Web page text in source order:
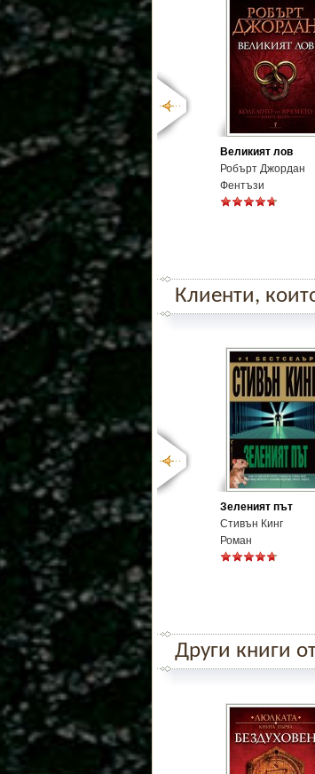
Великият лов
Робърт Джордан
Фентъзи
Клиенти,
Зеленият път
Стивън Кинг
Роман
Други книги